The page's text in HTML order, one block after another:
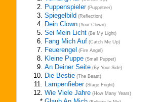
2. Puppenspieler(Puppeteer)
3. Spiegelbild (Reflection)
4. Dein Clown (Your Clown)
5. Sei Mein Licht (Be My Light)
6. Fang Mich Auf (Catch Me Up)
7. Feuerengel (Fire Angel)
8. Kleine Puppe (Small Puppet)
9. An Deiner Seite (By Your Side)
10. Die Bestie (The Beast)
11. Lampenfieber(Stage Fright)
12. Wie Viele Jahre (How Many Years)